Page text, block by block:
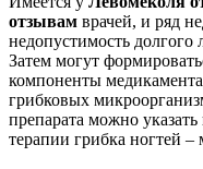
отзывам врачей, и ряд
недопустимость долгого
Затем могут
компоненты
грибковых
препарата можно
терапии грибка ногтей